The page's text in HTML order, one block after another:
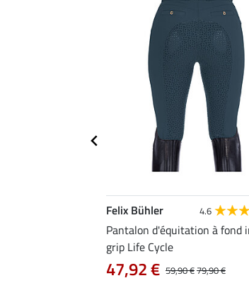
Felix Bühler 4.6
Pantalon d'équitation à fond
grip Life Cycle
59,90 €79,90 €
47,92 €